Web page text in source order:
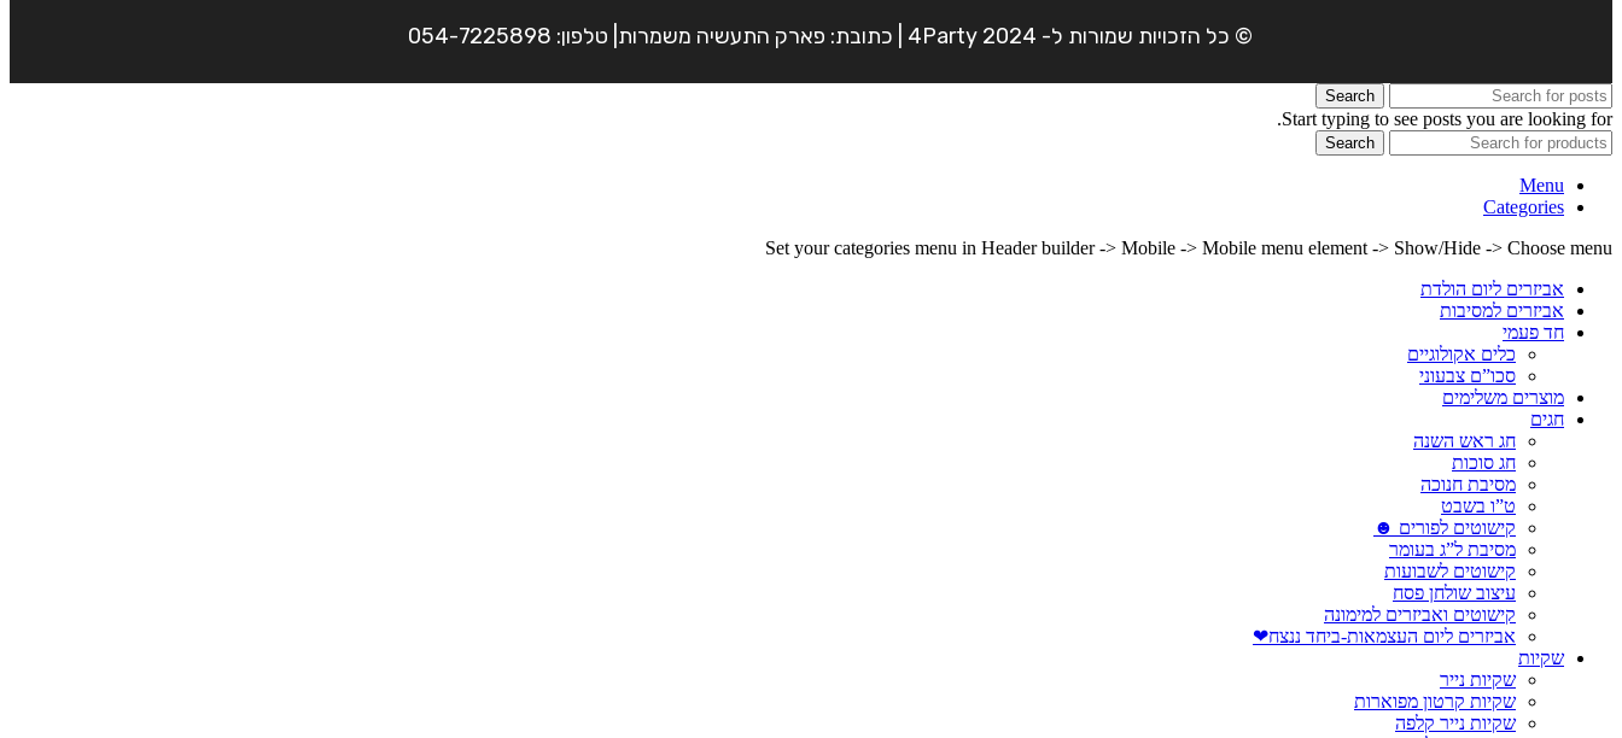
© כל הזכויות שמורות ל- 4Party 2024 | כתובת: פארק התעשיה משמרות| טלפון: 054-7225898
Search
Start typing to see posts you are looking for.
Search
Menu
Categories
Set your categories menu in Header builder -> Mobile -> Mobile menu element -> Show/Hide -> Choose menu
אביזרים ליום הולדת
אביזרים למסיבות
חד פעמי
כלים אקולוגיים
סכו”ם צבעוני
מוצרים משלימים
חגים
חג ראש השנה
חג סוכות
מסיבת חנוכה
ט”ו בשבט
קישוטים לפורים ☻
מסיבת ל”ג בעומר
קישוטים לשבועות
עיצוב שולחן פסח
קישוטים ואביזרים למימונה
אביזרים ליום העצמאות-ביחד ננצח❤
שקיות
שקיות נייר
שקיות קרטון מפוארות
שקיות נייר קלפה